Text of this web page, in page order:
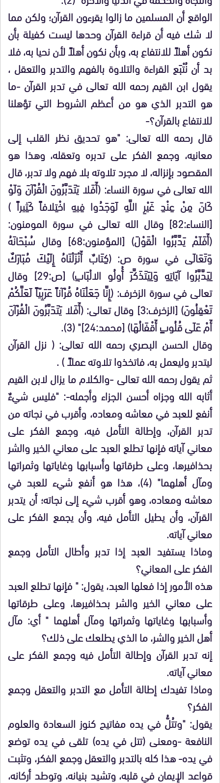
الواقع أن المسلمين ما زالوا يقرءون القرآن؛ ولكن مما
لا شك فيه أن قراءة القرآن وحدها ليست كفيلة بأن
نكون أهلاً للانتفاع به، وبأن نكون أهلاً لأن نحيا به، فلا
بد أن نُتْبَع القراءة والتلاوة بالفهم والتدبر والتعقل ،
يقول ابن القيم رحمه الله تعالى في تدبر القرآن -ما
هو التدبر الذي هو من أعظم الشروط التي تؤهلنا
للانتفاع بالقرآن؟-
قال رحمه الله تعالى: "هو تحديق نظر القلب إلى
معانيه، وجمع الفكر على تدبره وتعقله، وهذا هو
المقصود بإنزاله، لا مجرد تلاوته بلا فهم ولا تدبر، قال
الله تعالى في سورة النساء: (أَفَلا يَتَدَبَّرُونَ الْقُرْآنَ وَلَوْ
كَانَ مِنْ عِنْدِ غَيْرِ اللَّهِ لَوَجَدُوا فِيهِ اخْتِلافاً كَثِيراً )
[النساء:82] وقال الله تعالى في سورة المومنون:
(أَفَلَمْ يَدَّبَّرُوا الْقَوْلَ) [المؤمنون:68] وقال سُبْحَانَهُ
وَتَعَالَى في سورة ص: (كِتَابٌ أَنْزَلْنَاهُ إِلَيْكَ مُبَارَكٌ
لِيَدَّبَّرُوا آيَاتِهِ وَلِيَتَذَكَّرَ أُولُو الالْبَابِ) [ص:29] وقال
تعالى في سورة الزخرف: (إِنَّا جَعَلْنَاهُ قُرْآناً عَرَبِيّاً لَعَلَّكُمْ
تَعْقِلُونَ) [الزخرف:3] وقال تعالى: (أَفَلا يَتَدَبَّرُونَ الْقُرْآنَ
أَمْ عَلَى قُلُوبٍ أَقْفَالُهَا) [محمد:24]" (3).
وقال الحسن البصري رحمه الله تعالى: ( نزل القرآن
ليتدبر وليعمل به، فاتخذوا تلاوته عملاً ) .
ثم يقول رحمه الله تعالى -والكلام ما يزال لابن القيم
أثابه الله وجزاه أحسن الجزاء وأجمله-: "فليس شيءٌ
أنفع للعبد في معاشه ومعاده، وأقرب في نجاته من
تدبر القرآن، وإطالة التأمل فيه، وجمع الفكر على
معاني آياته فإنها تطلع العبد على معاني الخير والشر
بحذافيرها، وعلى طرقاتها وأسبابها وغاياتها وثمراتها
ومآل أهلهما" (4)، هذا هو أنفع شيء للعبد في
معاشه ومعاده، وهو أقرب شيء إلى نجاته؛ أن يتدبر
القرآن، وأن يطيل التأمل فيه، وأن يجمع الفكر على
معاني آياته.
وماذا يستفيد العبد إذا تدبر وأطال التأمل وجمع
الفكر على المعاني؟
هذه الأمور إذا فعلها العبد، يقول: " فإنها تطلع العبد
على معاني الخير والشر بحذافيرها، وعلى طرقاتها
وأسبابها وغاياتها وثمراتها ومآل أهلهما " أي: مآل
أهل الخير والشر، ما الذي يطلعك على ذلك؟
إنه تدبر القرآن وإطالة التأمل فيه وجمع الفكر على
معاني آياته.
وماذا تفيدك إطالة التأمل مع التدبر والتعقل وجمع
الفكر؟
يقول: "وتتُلُّ في يده مفاتيح كنوز السعادة والعلوم
النافعة -ومعنى (تتل في يده) تلقى في يده توضع
في يده- هذا كله بالتدبر والتعقل وجمع الفكر، وتثبت
قواعد الإيمان في قلبه، وتشيد بنيانه، وتوطد أركانه،